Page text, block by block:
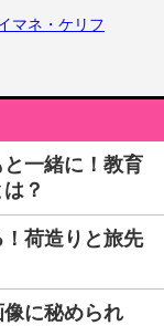
マネ・ケリフ
一緒に！教育
？
荷造りと旅先
に秘められ